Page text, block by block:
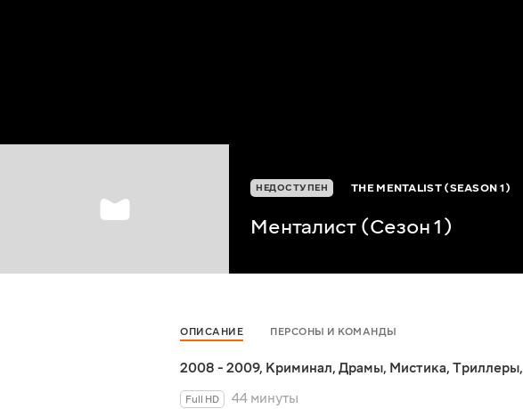
НЕДОСТУПЕН THE MENTALIST (SEASON 1)
Менталист (Сезон 1)
ОПИСАНИЕ ПЕРСОНЫ И КОМАНДЫ
2008 - 2009, Криминал, Драмы, Мистика, Триллеры,
Full HD
44 минуты